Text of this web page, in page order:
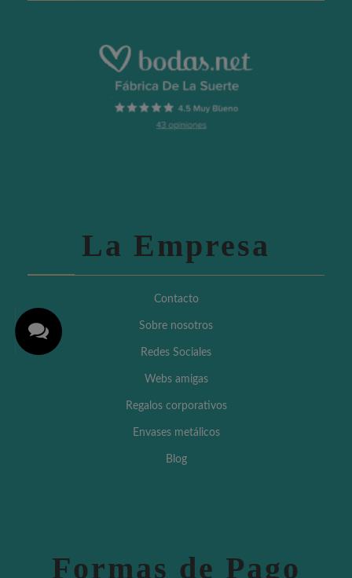
La Empresa
Contacto
Sobre nosotros
Redes Sociales
Webs amigas
Regalos corporativos
Envases metálicos
Blog
Formas de Pago